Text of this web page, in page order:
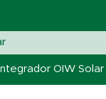
OIW Solar